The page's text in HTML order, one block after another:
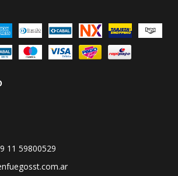
11 59800529